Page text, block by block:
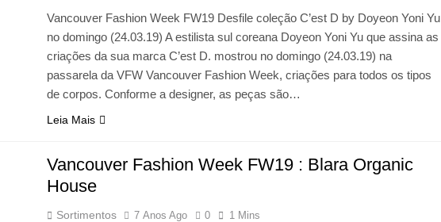
Vancouver Fashion Week FW19 Desfile coleção C’est D by Doyeon Yoni Yu
no domingo (24.03.19) A estilista sul coreana Doyeon Yoni Yu que assina as
criações da sua marca C’est D. mostrou no domingo (24.03.19) na
passarela da VFW Vancouver Fashion Week, criações para todos os tipos
de corpos. Conforme a designer, as peças são…
Leia Mais
Vancouver Fashion Week FW19 : Blara Organic
House
Sortimentos 7 Anos Ago 0 1 Mins